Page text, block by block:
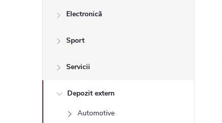
a
Electronică
Sport
Servicii
Depozit extern
Automotive